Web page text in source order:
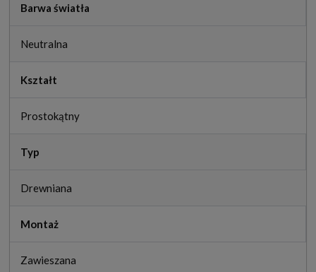
Barwa światła
Neutralna
Kształt
Prostokątny
Typ
Drewniana
Montaż
Zawieszana